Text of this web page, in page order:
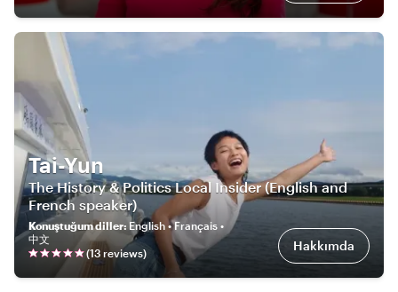
Tai-Yun
The History & Politics Local Insider (English and
French speaker)
Konuştuğum diller: English • Français •
中文
(13 reviews) Hakkımda